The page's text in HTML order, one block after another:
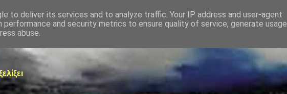
to deliver its services and to analyze traffic. Your IP address and user-agent
performance and security metrics to ensure quality of service, generate usage
abuse.